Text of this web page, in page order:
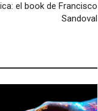
el book de Francisco
Sandoval